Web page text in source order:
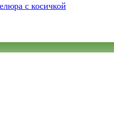
с косичкой